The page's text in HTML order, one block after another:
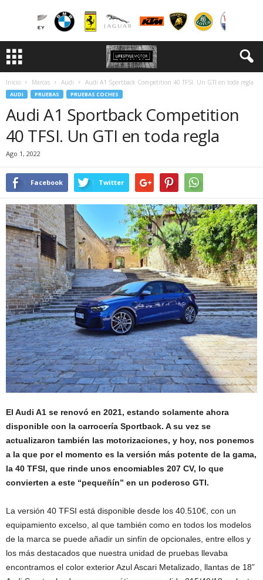
Inicio Marcas Audi Audi A1 Sportback Competition 40 TFSI. Un GTI en toda regla
AUDI PRUEBAS PRUEBAS COCHES
Audi A1 Sportback Competition
40 TFSI. Un GTI en toda regla
Ago 1, 2022
Facebook Twitter
El Audi A1 se renovó en 2021, estando solamente ahora
disponible con la carrocería Sportback. A su vez se
actualizaron también las motorizaciones, y hoy, nos ponemos
a la que por el momento es la versión más potente de la gama,
la 40 TFSI, que rinde unos encomiables 207 CV, lo que
convierten a este “pequeñín” en un poderoso GTI.
La versión 40 TFSI está disponible desde los 40.510€, con un
equipamiento excelso, al que también como en todos los modelos
de la marca se puede añadir un sinfín de opcionales, entre ellos y
los más destacados que nuestra unidad de pruebas llevaba
encontramos el color exterior Azul Ascari Metalizado, llantas de 18”